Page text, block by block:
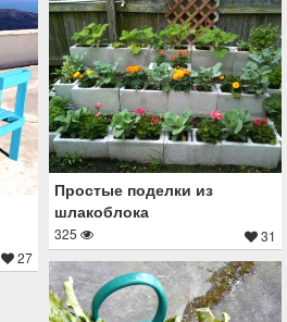
27
Простые поделки из
шлакоблока
325 31